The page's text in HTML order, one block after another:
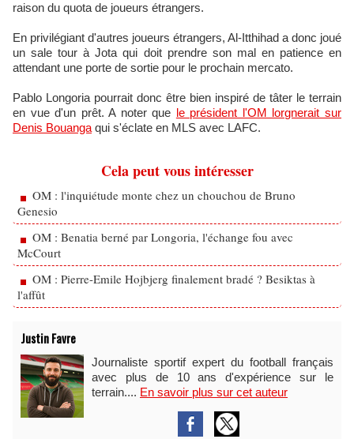
raison du quota de joueurs étrangers.
En privilégiant d'autres joueurs étrangers, Al-Itthihad a donc joué
un sale tour à Jota qui doit prendre son mal en patience en
attendant une porte de sortie pour le prochain mercato.
Pablo Longoria pourrait donc être bien inspiré de tâter le terrain
en vue d'un prêt. A noter que le président l'OM lorgnerait sur
Denis Bouanga qui s'éclate en MLS avec LAFC.
Cela peut vous intéresser
OM : l'inquiétude monte chez un chouchou de Bruno
Genesio
OM : Benatia berné par Longoria, l'échange fou avec
McCourt
OM : Pierre-Emile Hojbjerg finalement bradé ? Besiktas à
l'affût
Justin Favre
Journaliste sportif expert du football français
avec plus de 10 ans d'expérience sur le
terrain.... En savoir plus sur cet auteur